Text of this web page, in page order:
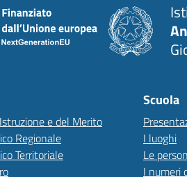
e del Merito
Regionale
Territoriale
Scuola
I luoghi
Le
I numeri